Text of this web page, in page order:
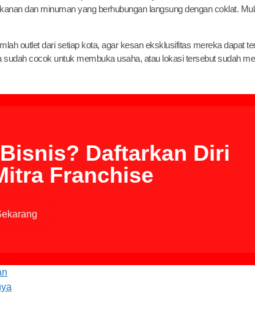
dan minuman yang berhubungan langsung dengan coklat.
outlet dari setiap kota, agar kesan eksklusifitas mereka dapat
cocok untuk membuka usaha, atau lokasi tersebut sudah
Daftarkan Diri
Franchise